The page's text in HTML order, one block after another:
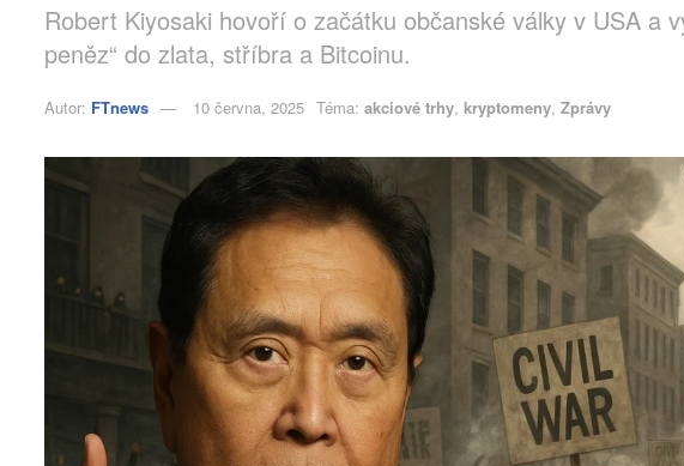
Robert Kiyosaki hovoří o začátku občanské války v USA a
peněz“ do zlata, stříbra a Bitcoinu.
Autor: FTnews 10 června, 2025 Téma: akciové trhy, kryptomeny, Zprávy